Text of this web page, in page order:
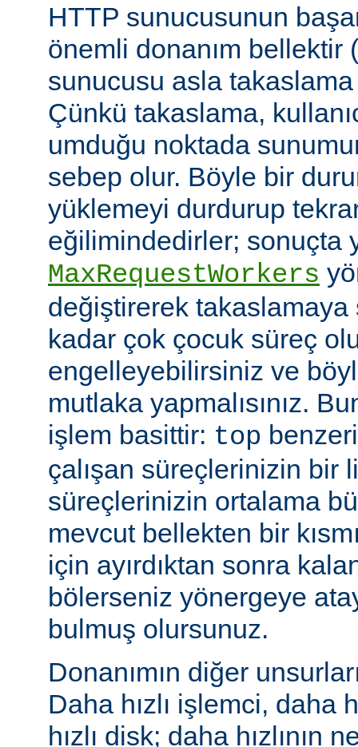
HTTP sunucusunun
önemli donanım bellektir
sunucusu asla takaslama
Çünkü takaslama,
umduğu noktada
sebep olur. Böyle bir
yüklemeyi durdurup
eğilimindedirler; sonuçta
MaxRequestWorkers
değiştirerek
kadar çok çocuk süreç
engelleyebilirsiniz ve
mutlaka yapmalısınız.
işlem basittir: top
çalışan süreçlerinizin bir
süreçlerinizin ortalama
mevcut bellekten bir
için ayırdıktan sonra
bölerseniz yönergeye
bulmuş olursunuz.
Donanımın diğer
Daha hızlı işlemci, daha
hızlı disk; daha hızlının